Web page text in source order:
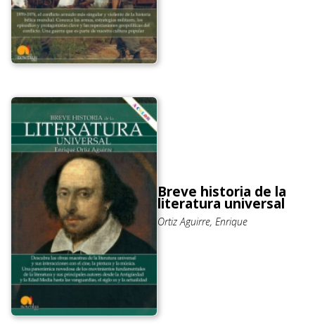
Breve historia de la
literatura universal
Ortiz Aguirre, Enrique